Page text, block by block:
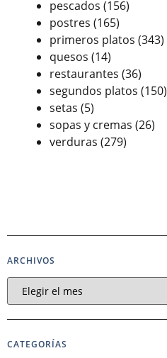
pescados (156)
postres (165)
primeros platos (343)
quesos (14)
restaurantes (36)
segundos platos (150)
setas (5)
sopas y cremas (26)
verduras (279)
ARCHIVOS
CATEGORÍAS